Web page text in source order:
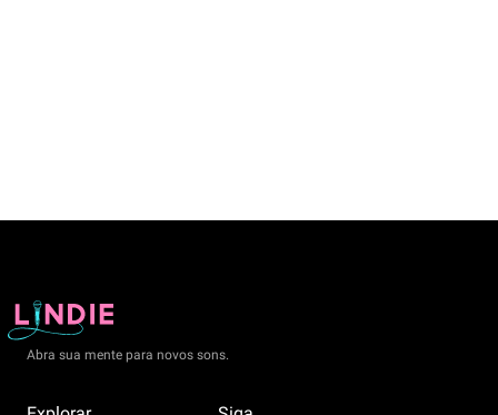
Abra sua mente para novos sons.